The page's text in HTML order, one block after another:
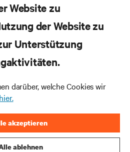
Newsletter und erhalten
Technologietrends
Updates zu den wichtigsten
mit aktuellen Diskussionen
von Experten in das
Infrastrukturmanagement.
Website zu
der Website zu
Unterstützung
darüber, welche Cookies wir
ablehnen
akzeptieren